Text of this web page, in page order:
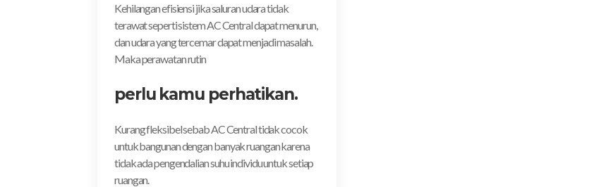
Kehilangan efisiensi jika saluran udara tidak
terawat seperti sistem AC Central dapat menurun,
dan udara yang tercemar dapat menjadi masalah.
Maka perawatan rutin
perlu kamu perhatikan.
Kurang fleksibel sebab AC Central tidak cocok
untuk bangunan dengan banyak ruangan karena
tidak ada pengendalian suhu individu untuk setiap
ruangan.